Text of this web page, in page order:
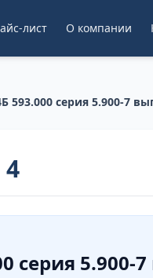
лист О компании
593.000 серия 5.900-7
серия